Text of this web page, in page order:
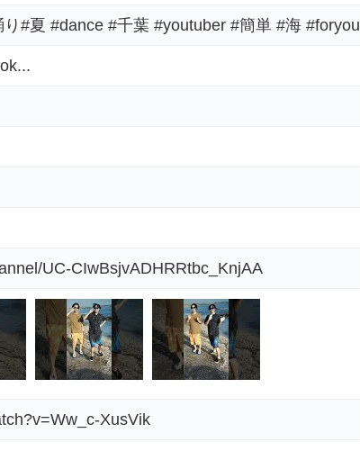
り#夏 #dance #千葉 #youtuber #簡単 #海 #foryou
UC-CIwBsjvADHRRtbc_KnjAA
XusVik